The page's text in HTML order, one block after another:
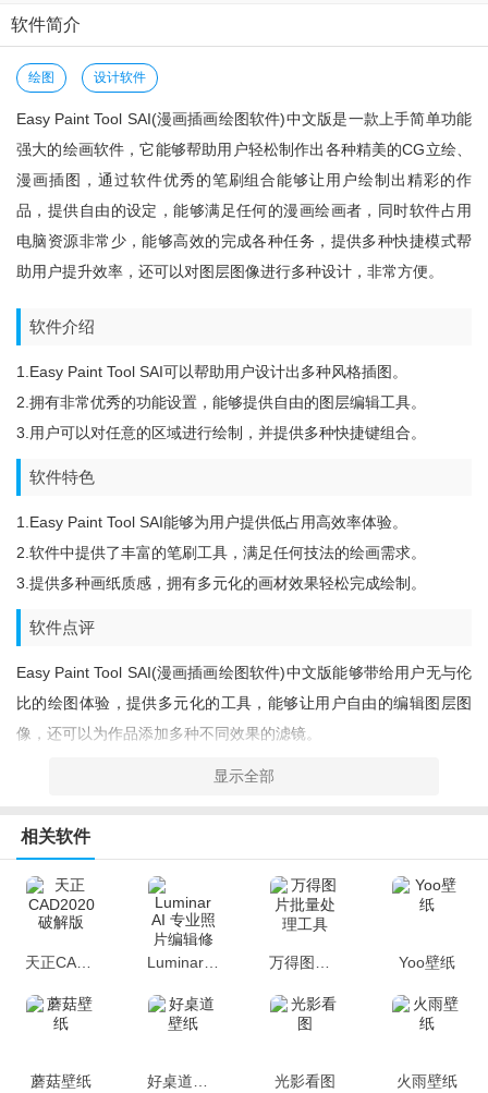
软件简介
绘图 设计软件
Easy Paint Tool SAI(漫画插画绘图软件)中文版是一款上手简单功能
强大的绘画软件，它能够帮助用户轻松制作出各种精美的CG立绘、
漫画插图，通过软件优秀的笔刷组合能够让用户绘制出精彩的作
品，提供自由的设定，能够满足任何的漫画绘画者，同时软件占用
电脑资源非常少，能够高效的完成各种任务，提供多种快捷模式帮
助用户提升效率，还可以对图层图像进行多种设计，非常方便。
软件介绍
1.Easy Paint Tool SAI可以帮助用户设计出多种风格插图。
2.拥有非常优秀的功能设置，能够提供自由的图层编辑工具。
3.用户可以对任意的区域进行绘制，并提供多种快捷键组合。
软件特色
1.Easy Paint Tool SAI能够为用户提供低占用高效率体验。
2.软件中提供了丰富的笔刷工具，满足任何技法的绘画需求。
3.提供多种画纸质感，拥有多元化的画材效果轻松完成绘制。
软件点评
Easy Paint Tool SAI(漫画插画绘图软件)中文版能够带给用户无与伦
比的绘图体验，提供多元化的工具，能够让用户自由的编辑图层图
像，还可以为作品添加多种不同效果的滤镜。
显示全部
相关软件
Yoo壁纸
蘑菇壁纸 光影看图 火雨壁纸